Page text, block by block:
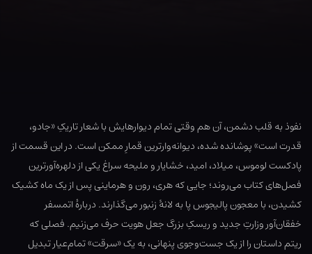
نفوذ به قلب دشمن، آن هم وقتی تمام دیوارهایش با شعار تاریکِ «جادو،
قدرت است» پوشانده شده، دیوانه‌وارترین قمارِ ممکن است. در این قسمت از
پادکست لوموس، میلاد، امید، خشایار و ملیحه سراغ یکی از دلهره‌آورترین
فصل‌های کتاب می‌روند؛ جایی که هری، رون و هرماینی پس از یک ماه کشیک
کشیدن، با معجون پالیجوس پا به لانهٔ زنبور می‌گذارند. دربارهٔ اتمسفر
خفقان‌آور وزارتِ جدید و ریسکِ بزرگ جعل هویت حرف می‌زنیم. فصلی که
ریتم داستان را از یک جست‌وجوی پنهانی، به یک «سرقت» تمام‌عیار تبدیل